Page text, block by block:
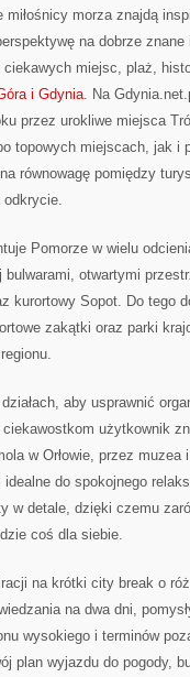
morza znajdą
na dobrze
miejsc, plaż,
i Gdynia. Na
przez urokliwe miejsca
topowych miejscach, jak i
równowagę pomiędzy
odkrycie.
Pomorze w wielu
otwartymi
kurortowy Sopot. Do tego
zakątki oraz parki
aby usprawnić
użytkownik
w Orłowie, przez
do spokojnego
w detale, dzięki czemu
coś dla siebie.
na krótki city break o
na dwa dni,
wysokiego i terminów
plan wyjazdu do pogody,